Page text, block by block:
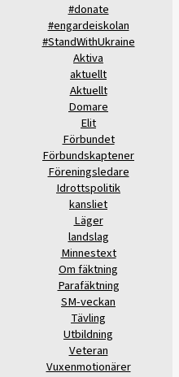
#donate
#engardeiskolan
#StandWithUkraine
Aktiva
aktuellt
Aktuellt
Domare
Elit
Förbundet
Förbundskaptener
Föreningsledare
Idrottspolitik
kansliet
Läger
landslag
Minnestext
Om fäktning
Parafäktning
SM-veckan
Tävling
Utbildning
Veteran
Vuxenmotionärer